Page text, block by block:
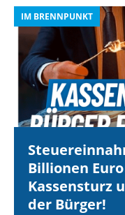
IM BRENNPUNKT
Billionen
Kassensturz
der Bürger!